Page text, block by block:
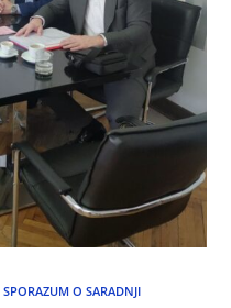
SPORAZUM O SARADNJI